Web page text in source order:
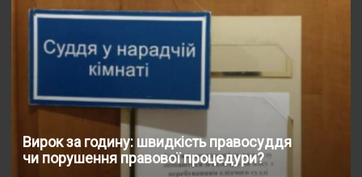
Вирок за годину: швидкість правосуддя
чи порушення правової процедури?